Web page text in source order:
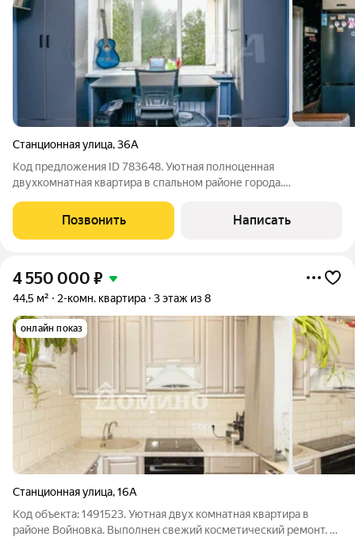
Станционная улица,36А
Код предложения ID 783648. Уютная полноценная
двухкомнатная квартира в спальном районе города.
ванная.Во дворе построена новая детская и спортивная
площадка.Напротив дома находится транспортный
Позвонить Написать
4 550 000 ₽
44,5 м² 2-комн. квартира 3 этаж из 8
онлайн показ
Станционная улица,16А
Код объекта: 1491523. Уютная двух комнатная квартира в
районе Войновка. Выполнен свежий косметический ремонт. В